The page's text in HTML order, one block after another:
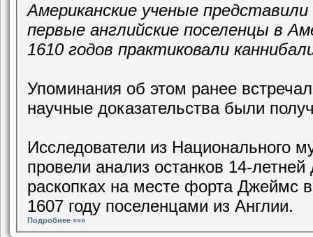
Американские ученые
первые английские поселенцы в
1610 годов практиковали
Упоминания об этом ранее
научные доказательства были
Исследователи из Национального
провели анализ останков 14-
раскопках на месте форта Джеймс
1607 году поселенцами из Англии.
Подробнее »»»